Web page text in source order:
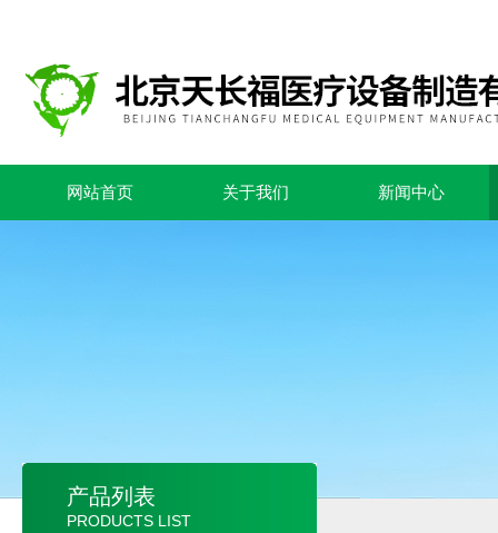
网站首页 关于我们 新闻中心
产品列表
PRODUCTS LIST